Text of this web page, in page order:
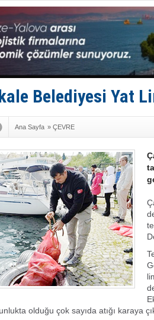
Belediyesi Yat
Ana Sayfa » ÇEVRE
olduğu çok sayıda atığı karaya